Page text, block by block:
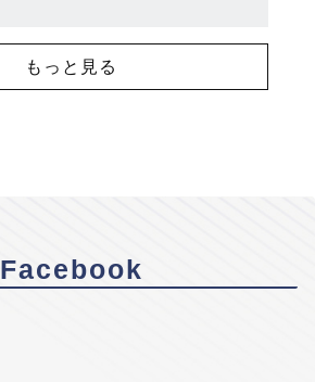
もっと見る
Facebook